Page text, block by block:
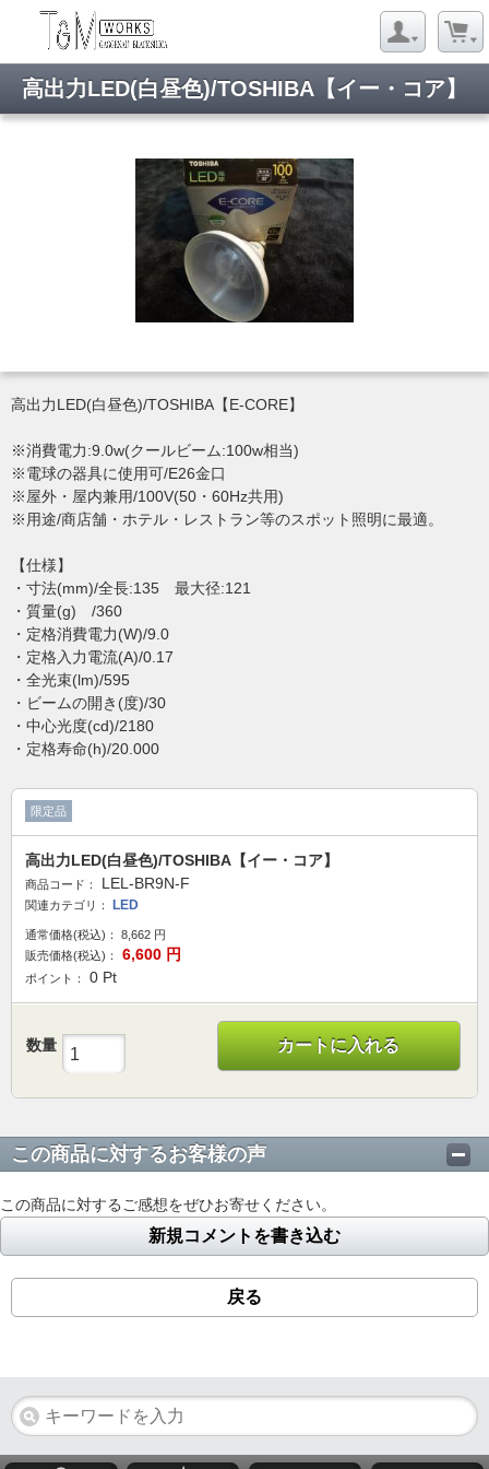
高出力LED(白昼色)/TOSHIBA【イー・コア】
高出力LED(白昼色)/TOSHIBA【E-CORE】
※消費電力:9.0w(クールビーム:100w相当)
※電球の器具に使用可/E26金口
※屋外・屋内兼用/100V(50・60Hz共用)
※用途/商店舗・ホテル・レストラン等のスポット照明に最適。
【仕様】
・寸法(mm)/全長:135 最大径:121
・質量(g) /360
・定格消費電力(W)/9.0
・定格入力電流(A)/0.17
・全光束(lm)/595
・ビームの開き(度)/30
・中心光度(cd)/2180
・定格寿命(h)/20.000
限定品
高出力LED(白昼色)/TOSHIBA【イー・コア】
商品コード： LEL-BR9N-F
関連カテゴリ： LED
通常価格(税込)： 8,662 円
販売価格(税込)：
6,600 円
ポイント： 0 Pt
数量 カートに入れる
この商品に対するお客様の声
この商品に対するご感想をぜひお寄せください。
新規コメントを書き込む
戻る